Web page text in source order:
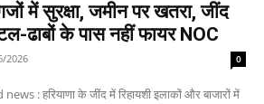
में सुरक्षा, जमीन पर खतरा, जींद
ढाबों के पास नहीं फायर NOC
2026 0
: हरियाणा के जींद में रिहायशी इलाकों और बाजारों में